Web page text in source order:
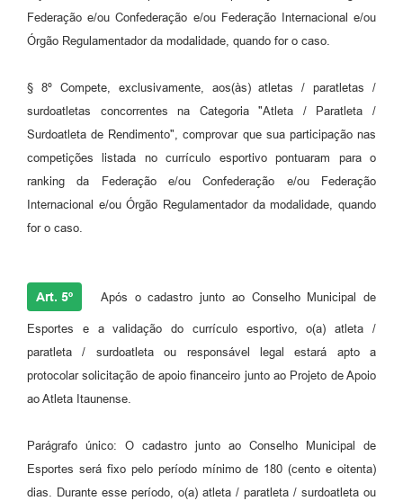
Federação e/ou Confederação e/ou Federação Internacional e/ou
Órgão Regulamentador da modalidade, quando for o caso.
§ 8º Compete, exclusivamente, aos(às) atletas / paratletas /
surdoatletas concorrentes na Categoria "Atleta / Paratleta /
Surdoatleta de Rendimento", comprovar que sua participação nas
competições listada no currículo esportivo pontuaram para o
ranking da Federação e/ou Confederação e/ou Federação
Internacional e/ou Órgão Regulamentador da modalidade, quando
for o caso.
Art. 5º Após o cadastro junto ao Conselho Municipal de
Esportes e a validação do currículo esportivo, o(a) atleta /
paratleta / surdoatleta ou responsável legal estará apto a
protocolar solicitação de apoio financeiro junto ao Projeto de Apoio
ao Atleta Itaunense.
Parágrafo único: O cadastro junto ao Conselho Municipal de
Esportes será fixo pelo período mínimo de 180 (cento e oitenta)
dias. Durante esse período, o(a) atleta / paratleta / surdoatleta ou